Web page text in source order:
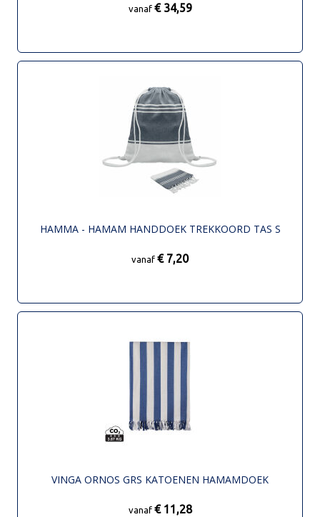
vanaf € 34,59
HAMMA - HAMAM HANDDOEK TREKKOORD TAS S
vanaf € 7,20
VINGA ORNOS GRS KATOENEN HAMAMDOEK
vanaf € 11,28